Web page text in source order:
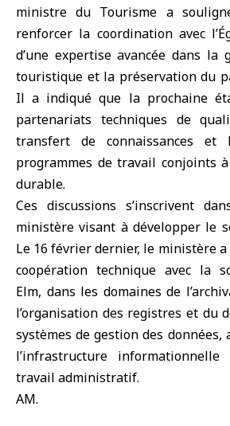
ministre du Tourisme a
renforcer la coordination avec
d’une expertise avancée dans la
touristique et la préservation du
Il a indiqué que la prochaine
partenariats techniques de
transfert de connaissances et
programmes de travail conjoints
durable.
Ces discussions s’inscrivent
ministère visant à développer le
Le 16 février dernier, le ministère a
coopération technique avec la
Elm, dans les domaines de
l’organisation des registres et du
systèmes de gestion des
l’infrastructure
travail administratif.
AM.